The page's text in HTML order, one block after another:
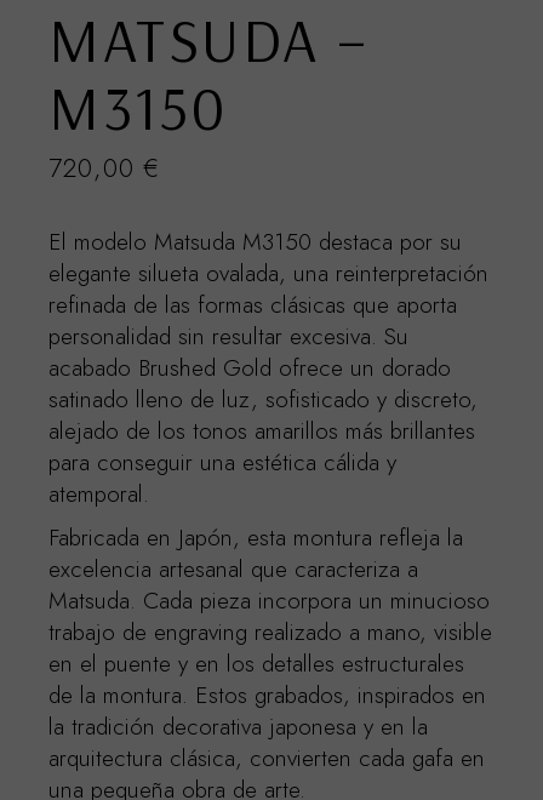
MATSUDA –
M3150
720,00 €
El modelo Matsuda M3150 destaca por su
elegante silueta ovalada, una reinterpretación
refinada de las formas clásicas que aporta
personalidad sin resultar excesiva. Su
acabado Brushed Gold ofrece un dorado
satinado lleno de luz, sofisticado y discreto,
alejado de los tonos amarillos más brillantes
para conseguir una estética cálida y
atemporal.
Fabricada en Japón, esta montura refleja la
excelencia artesanal que caracteriza a
Matsuda. Cada pieza incorpora un minucioso
trabajo de engraving realizado a mano, visible
en el puente y en los detalles estructurales
de la montura. Estos grabados, inspirados en
la tradición decorativa japonesa y en la
arquitectura clásica, convierten cada gafa en
una pequeña obra de arte.